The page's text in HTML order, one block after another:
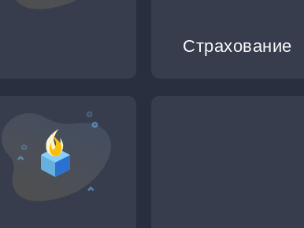
Страхование